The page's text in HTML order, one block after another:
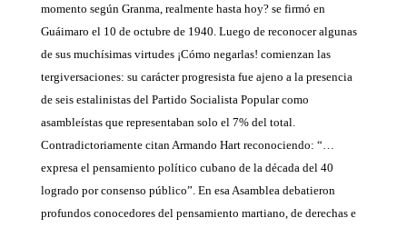
momento según Granma, realmente hasta hoy? se firmó en
Guáimaro el 10 de octubre de 1940. Luego de reconocer algunas
de sus muchísimas virtudes ¡Cómo negarlas! comienzan las
tergiversaciones: su carácter progresista fue ajeno a la presencia
de seis estalinistas del Partido Socialista Popular como
asambleístas que representaban solo el 7% del total.
Contradictoriamente citan Armando Hart reconociendo: “…
expresa el pensamiento político cubano de la década del 40
logrado por consenso público”. En esa Asamblea debatieron
profundos conocedores del pensamiento martiano, de derechas e